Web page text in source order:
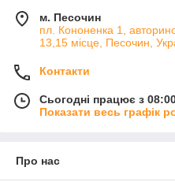
м. Песочин
пл. Кононенка 1,
13,15 місце, Песочин,
Контакти
Сьогодні працює з
Показати весь графік
Про нас